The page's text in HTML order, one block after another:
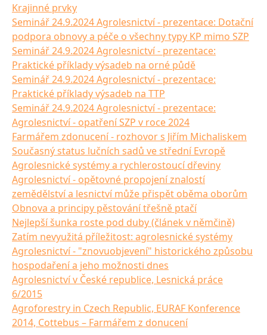
Krajinné prvky
Seminář 24.9.2024 Agrolesnictví - prezentace: Dotační
podpora obnovy a péče o všechny typy KP mimo SZP
Seminář 24.9.2024 Agrolesnictví - prezentace:
Praktické příklady výsadeb na orné půdě
Seminář 24.9.2024 Agrolesnictví - prezentace:
Praktické příklady výsadeb na TTP
Seminář 24.9.2024 Agrolesnictví - prezentace:
Agrolesnictví - opatření SZP v roce 2024
Farmářem zdonucení - rozhovor s Jiřím Michaliskem
Současný status lučních sadů ve střední Evropě
Agrolesnické systémy a rychlerostoucí dřeviny
Agrolesnictví - opětovné propojení znalostí
zemědělství a lesnictví může přispět oběma oborům
Obnova a principy pěstování třešně ptačí
Nejlepší šunka roste pod duby (článek v němčině)
Zatím nevyužitá příležitost: agrolesnické systémy
Agrolesnictví - "znovuobjevení" historického způsobu
hospodaření a jeho možnosti dnes
Agrolesnictví v České republice, Lesnická práce
6/2015
Agroforestry in Czech Republic, EURAF Konference
2014, Cottebus – Farmářem z donucení